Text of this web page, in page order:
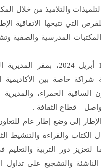
والتلاميذ من خلال
التي تتيحها الاتفاقية
المكتبات المدرسية والصفية
تم أمس الأربعاء 17 أبريل 2024،
شراكة خاصة بين الأكاديمية
الساقية الحمراء، والمديرية
– قطاع الثقافة .
إلى وضع إطار عام
والقراءة والتنشيط
لتعزيز دور التربية
والتشجيع على تداول